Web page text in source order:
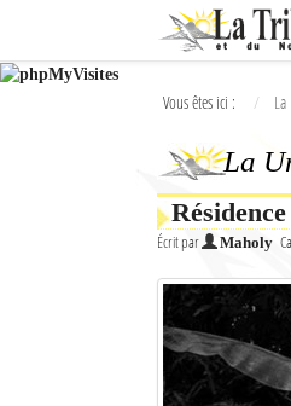
Ok
L'actualité à Diego Suarez
Vous êtes ici :
La
Écrit par Maholy